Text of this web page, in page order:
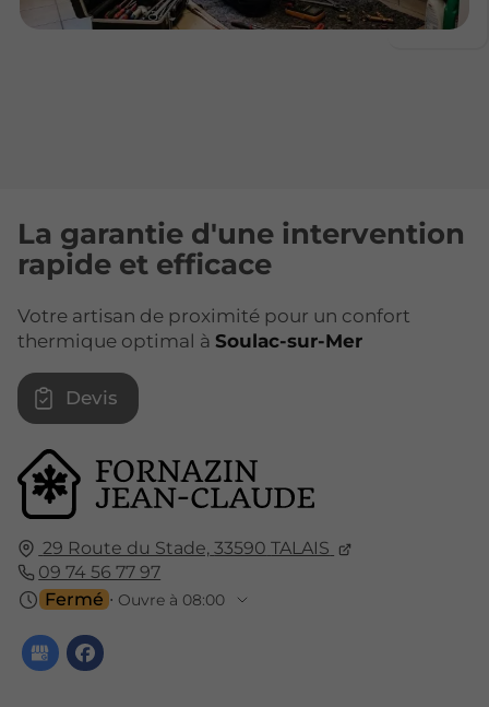
29 Route du Stade, 33590 TALAIS
09 74 56 77 97
Fermé ⋅ Ouvre à 08:00
La garantie d'une intervention
rapide et efficace
Votre artisan de proximité pour un confort
thermique optimal à Soulac-sur-Mer
Devis